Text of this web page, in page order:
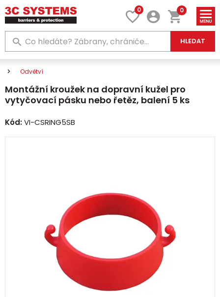
0
HLEDAT
0
Odvětví
Montážní kroužek na dopravní kužel pro
vytyčovací pásku nebo řetěz, balení 5 ks
Kód:VI-CSRING5SB